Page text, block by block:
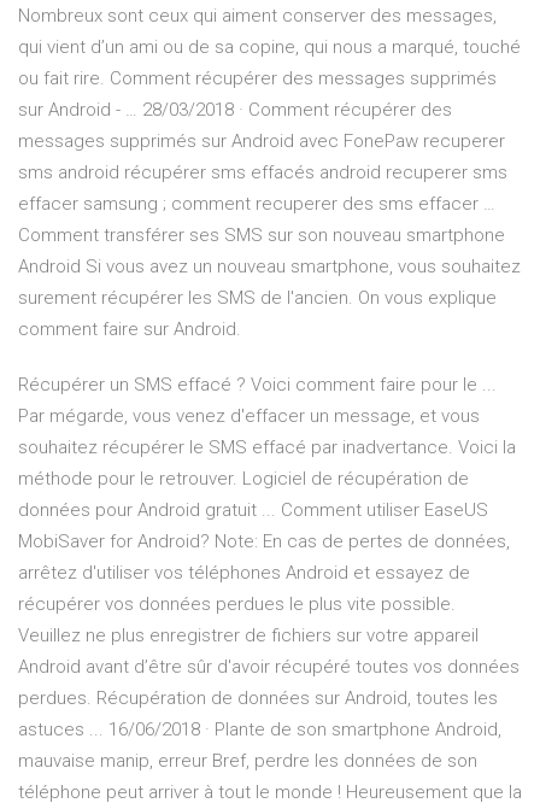
Nombreux sont ceux qui aiment conserver des messages,
qui vient d’un ami ou de sa copine, qui nous a marqué, touché
ou fait rire. Comment récupérer des messages supprimés
sur Android - … 28/03/2018 · Comment récupérer des
messages supprimés sur Android avec FonePaw recuperer
sms android récupérer sms effacés android recuperer sms
effacer samsung ; comment recuperer des sms effacer …
Comment transférer ses SMS sur son nouveau smartphone
Android Si vous avez un nouveau smartphone, vous souhaitez
surement récupérer les SMS de l'ancien. On vous explique
comment faire sur Android.
Récupérer un SMS effacé ? Voici comment faire pour le ...
Par mégarde, vous venez d'effacer un message, et vous
souhaitez récupérer le SMS effacé par inadvertance. Voici la
méthode pour le retrouver. Logiciel de récupération de
données pour Android gratuit ... Comment utiliser EaseUS
MobiSaver for Android? Note: En cas de pertes de données,
arrêtez d'utiliser vos téléphones Android et essayez de
récupérer vos données perdues le plus vite possible.
Veuillez ne plus enregistrer de fichiers sur votre appareil
Android avant d’être sûr d'avoir récupéré toutes vos données
perdues. Récupération de données sur Android, toutes les
astuces ... 16/06/2018 · Plante de son smartphone Android,
mauvaise manip, erreur Bref, perdre les données de son
téléphone peut arriver à tout le monde ! Heureusement que la